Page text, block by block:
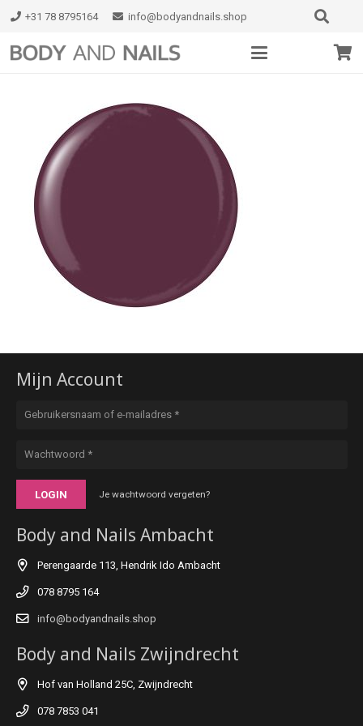
+31 78 8795164 info@bodyandnails.shop
Mijn Account
LOGIN Je wachtwoord vergeten?
Body and Nails Ambacht
Perengaarde 113, Hendrik Ido Ambacht
078 8795 164
info@bodyandnails.shop
Body and Nails Zwijndrecht
Hof van Holland 25C, Zwijndrecht
078 7853 041